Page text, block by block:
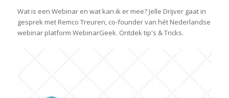
Wat is een Webinar en wat kan ik er mee? Jelle Drijver gaat in
gesprek met Remco Treuren, co-founder van hét Nederlandse
webinar platform WebinarGeek. Ontdek tip's & Tricks.